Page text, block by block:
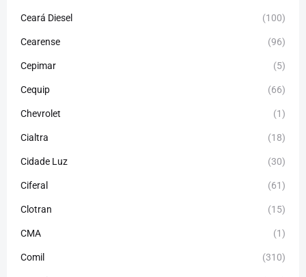
Ceará Diesel (100)
Cearense (96)
Cepimar (5)
Cequip (66)
Chevrolet (1)
Cialtra (18)
Cidade Luz (30)
Ciferal (61)
Clotran (15)
CMA (1)
Comil (310)